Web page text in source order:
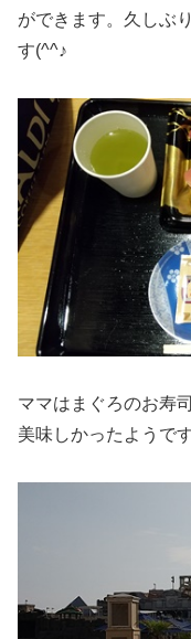
ができます。久しぶ
す(^^♪
ママはまぐろのお寿
美味しかったようで